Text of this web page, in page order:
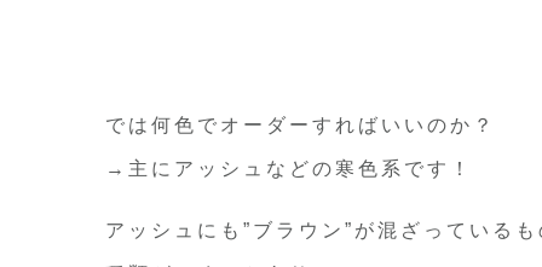
では何色でオーダーすればいいのか？
→主にアッシュなどの寒色系です！
アッシュにも”ブラウン”が混ざっている